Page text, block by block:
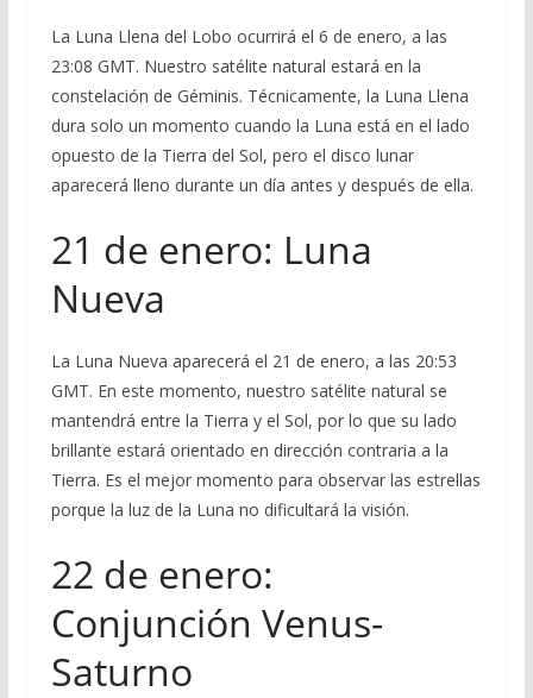
La Luna Llena del Lobo ocurrirá el 6 de enero, a las
23:08 GMT. Nuestro satélite natural estará en la
constelación de Géminis. Técnicamente, la Luna Llena
dura solo un momento cuando la Luna está en el lado
opuesto de la Tierra del Sol, pero el disco lunar
aparecerá lleno durante un día antes y después de ella.
21 de enero: Luna
Nueva
La Luna Nueva aparecerá el 21 de enero, a las 20:53
GMT. En este momento, nuestro satélite natural se
mantendrá entre la Tierra y el Sol, por lo que su lado
brillante estará orientado en dirección contraria a la
Tierra. Es el mejor momento para observar las estrellas
porque la luz de la Luna no dificultará la visión.
22 de enero:
Conjunción Venus-
Saturno